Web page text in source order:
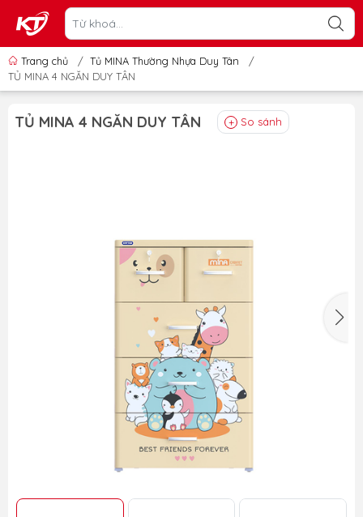
Trang chủ / Tủ MINA Thường Nhựa Duy Tân
/
TỦ MINA 4 NGĂN DUY TÂN
TỦ MINA 4 NGĂN DUY TÂN So sánh